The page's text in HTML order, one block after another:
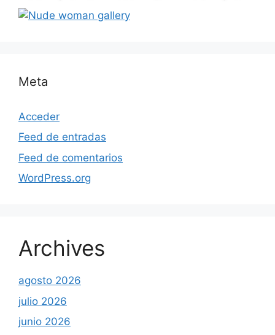
Meta
Acceder
Feed de entradas
Feed de comentarios
WordPress.org
Archives
agosto 2026
julio 2026
junio 2026